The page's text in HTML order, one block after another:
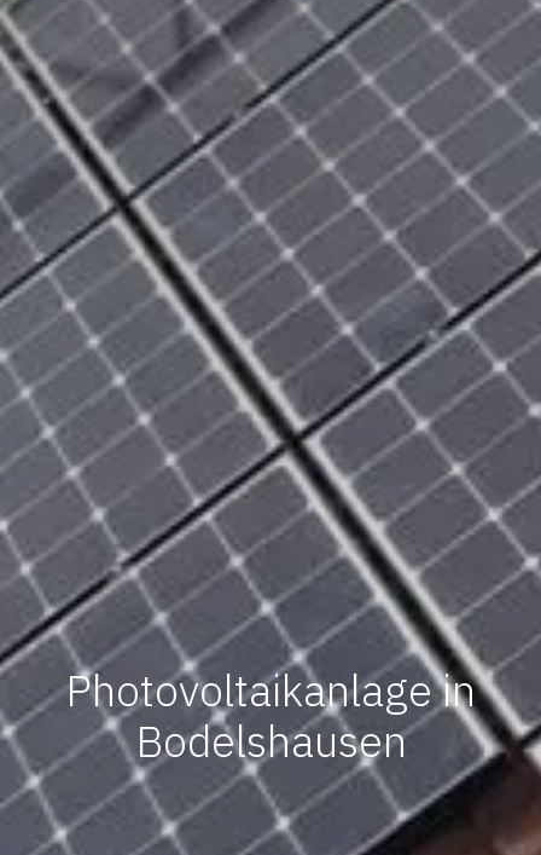
Photovoltaikanlage in
Bodelshausen